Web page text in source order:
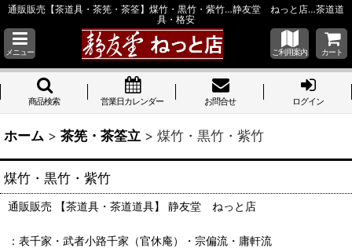
通販販売【茶道具・茶筅・茶筌】煤竹・黒竹・紫竹…静友堂 ねっと店…茶道道
具・格安
メニュー ご利用案内 カート
商品検索 営業日カレンダー お問合せ ログイン
ホーム > 茶筅・茶筌立 > 煤竹・黒竹・紫竹
煤竹・黒竹・紫竹
通販販売 【茶道具・茶道道具】 静友堂 ねっと店
：表千家・武者小路千家（官休庵）・宗偏流・庸軒流